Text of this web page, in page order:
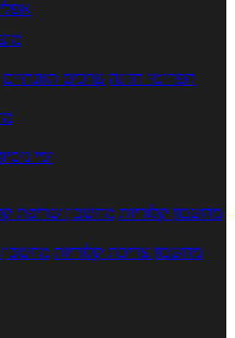
תפריטי תזונה ערכים תזונתיים
5 ימי
מחשבון קלוריות מחשבון שריפת
מחשבון צריכת קלוריות מחשבון